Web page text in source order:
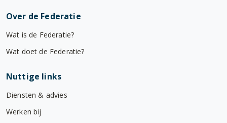
Over de Federatie
Wat is de Federatie?
Wat doet de Federatie?
Nuttige links
Diensten & advies
Werken bij